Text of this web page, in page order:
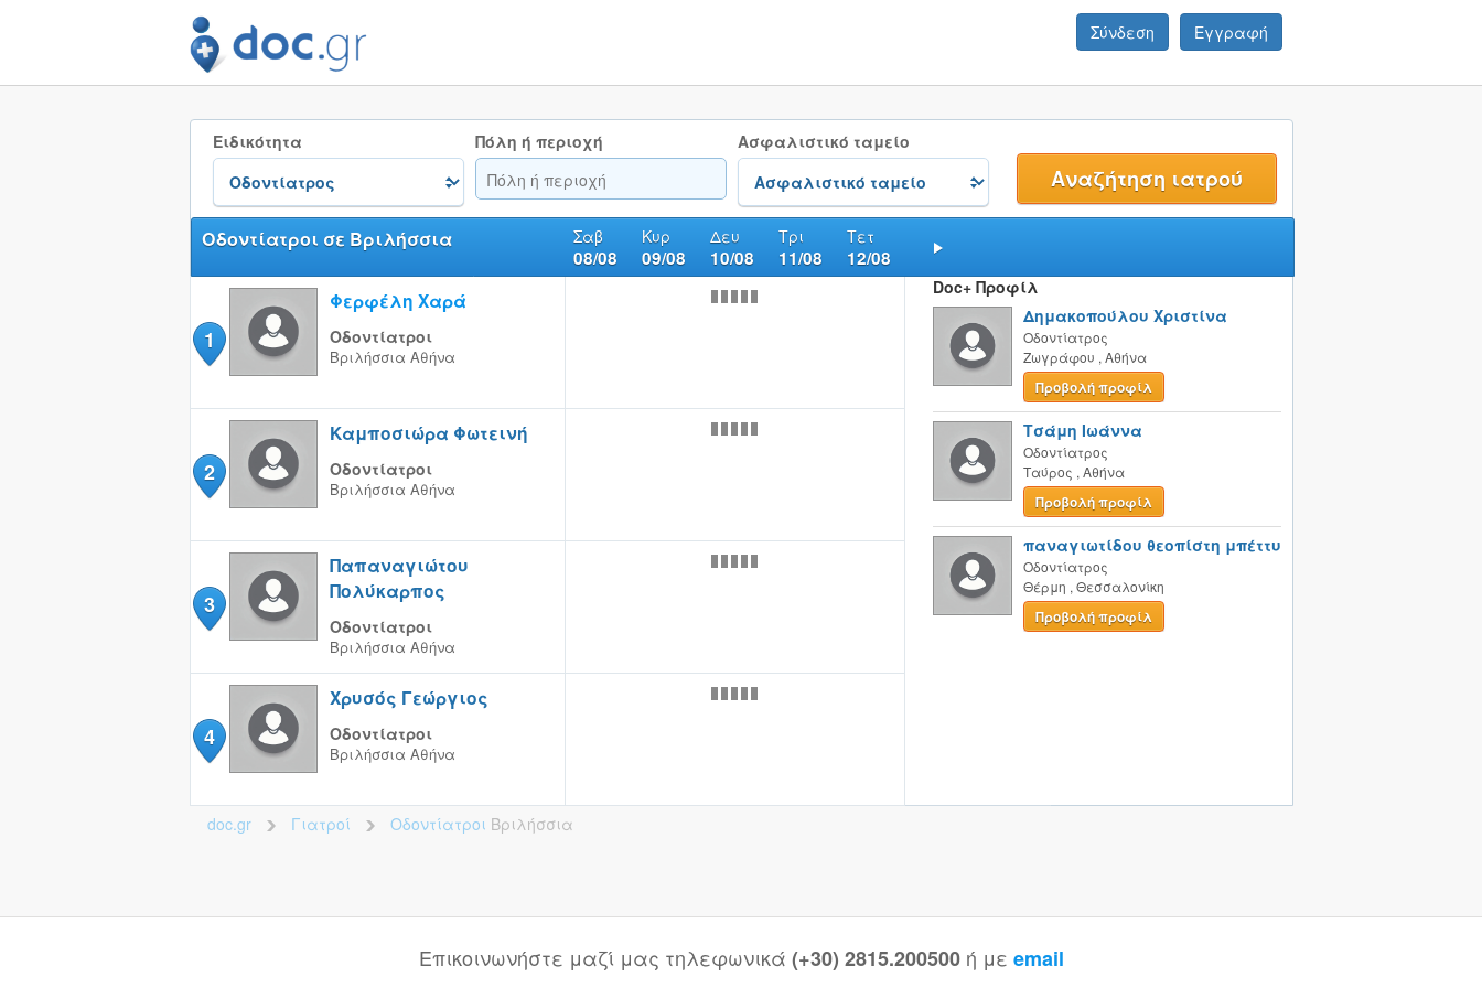
Σύνδεση Εγγραφή
Ειδικότητα Πόλη ή περιοχή Ασφαλιστικό ταμείο
Σαβ
08/08
Κυρ
09/08
Δευ
10/08
Τρι
11/08
Τετ
12/08
Οδοντίατροι σε Βριλήσσια
1
Φερφέλη Χαρά
Οδοντίατροι
Βριλήσσια Αθήνα
2
Καμποσιώρα Φωτεινή
Οδοντίατροι
Βριλήσσια Αθήνα
3
Παπαναγιώτου
Πολύκαρπος
Οδοντίατροι
Βριλήσσια Αθήνα
4
Χρυσός Γεώργιος
Οδοντίατροι
Βριλήσσια Αθήνα
Doc+ Προφίλ
Δημακοπούλου Χριστίνα
Οδοντίατρος
Ζωγράφου , Αθήνα
Προβολή προφίλ
Τσάμη Ιωάννα
Οδοντίατρος
Ταύρος , Αθήνα
Προβολή προφίλ
παναγιωτίδου θεοπίστη μπέττυ
Οδοντίατρος
Θέρμη , Θεσσαλονίκη
Προβολή προφίλ
doc.gr >Γιατροί >
Οδοντίατροι Βριλήσσια
Επικοινωνήστε μαζί μας τηλεφωνικά (+30) 2815.200500 ή με email